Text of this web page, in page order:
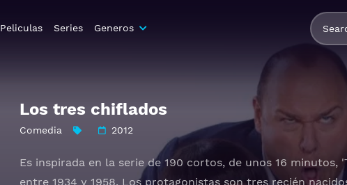
Peliculas Series Generos
Los tres chiflados
Comedia 2012
Es inspirada en la serie de 190 cortos, de unos 16
entre 1934 y 1958. Los protagonistas son tres recién